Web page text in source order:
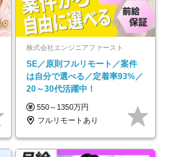
株式会社エンジニアファースト
SE／原則フルリモート／案件
は自分で選べる／定着率93%／
20～30代活躍中！
550～1350万円
フルリモートあり